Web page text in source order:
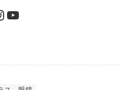
認 / 入金
ムユーチューブ